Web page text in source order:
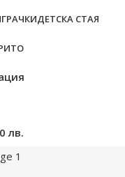
ДЕТСКА СТАЯ
лв.